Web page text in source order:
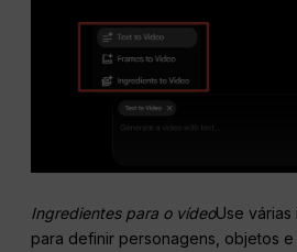
Ingredientes para o vídeoUse
para definir personagens, objetos e